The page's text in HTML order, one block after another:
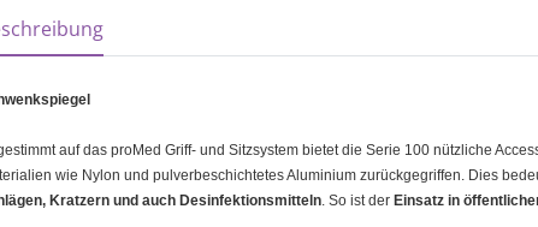
Registerkarten anzeigen
auf das proMed Griff- und Sitzsystem bietet die Serie 100 nützliche
wie Nylon und pulverbeschichtetes Aluminium zurückgegriffen. Dies
Kratzern und auch Desinfektionsmitteln. So ist der Einsatz in